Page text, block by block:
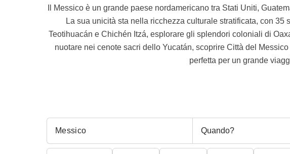
Il Messico è un grande paese nordamericano tra Stati Uniti,
La sua unicità sta nella ricchezza culturale stratificata, con
Teotihuacán e Chichén Itzá, esplorare gli splendori coloniali di
nuotare nei cenote sacri dello Yucatán, scoprire Città del
perfetta per un grande
Quando?